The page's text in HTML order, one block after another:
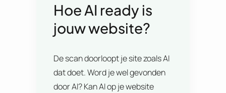
Hoe AI ready is
jouw website?
De scan doorloopt je site zoals AI
dat doet. Word je wel gevonden
door AI? Kan AI op je website